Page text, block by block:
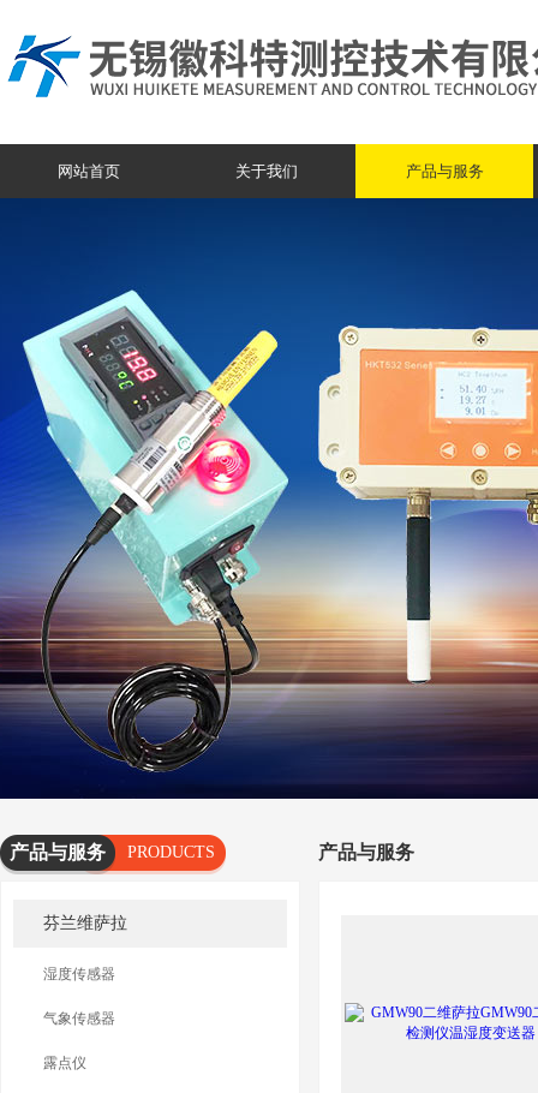
网站首页 关于我们 产品与服务
产品与服务
PRODUCTS
芬兰维萨拉
湿度传感器
气象传感器
露点仪
产品与服务